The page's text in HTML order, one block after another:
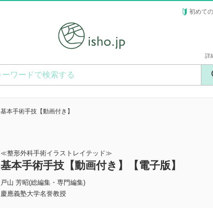
初めて
詳
基本手術手技【動画付き】
≪整形外科手術イラストレイテッド≫
基本手術手技【動画付き】【電子版】
戸山 芳昭(総編集・専門編集)
慶應義塾大学名誉教授